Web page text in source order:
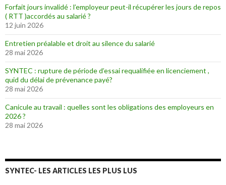
Forfait jours invalidé : l’employeur peut-il récupérer les jours de repos
( RTT )accordés au salarié ?
12 juin 2026
Entretien préalable et droit au silence du salarié
28 mai 2026
SYNTEC : rupture de période d’essai requalifiée en licenciement ,
quid du délai de prévenance payé?
28 mai 2026
Canicule au travail : quelles sont les obligations des employeurs en
2026 ?
28 mai 2026
SYNTEC- LES ARTICLES LES PLUS LUS